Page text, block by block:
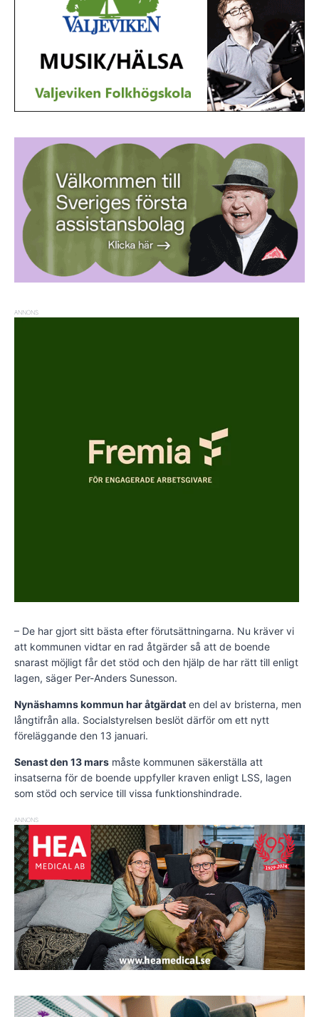
ANNONS
– De har gjort sitt bästa efter förutsättningarna. Nu kräver vi
att kommunen vidtar en rad åtgärder så att de boende
snarast möjligt får det stöd och den hjälp de har rätt till enligt
lagen, säger Per-Anders Sunesson.
Nynäshamns kommun har åtgärdat en del av bristerna, men
långtifrån alla. Socialstyrelsen beslöt därför om ett nytt
föreläggande den 13 januari.
Senast den 13 mars måste kommunen säkerställa att
insatserna för de boende uppfyller kraven enligt LSS, lagen
som stöd och service till vissa funktionshindrade.
ANNONS